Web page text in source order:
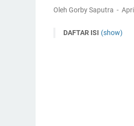
Oleh Gorby Saputra
DAFTAR ISI (show)
Hukum dan
Implikasi Teori
berikut adalah
Berikut adalah